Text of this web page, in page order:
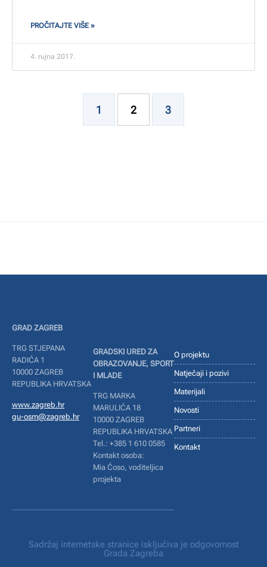
PROČITAJTE VIŠE »
4. rujna 2017.
1 2 3
GRAD ZAGREB
TRG STJEPANA
RADIĆA 1
10000 ZAGREB
REPUBLIKA HRVATSKA
www.zagreb.hr
gu-osm@zagreb.hr
GRADSKI URED ZA
OBRAZOVANJE, SPORT
I MLADE
TRG MARKA
MARULIĆA 18
10000 ZAGREB
REPUBLIKA HRVATSKA
Tel.: +385 1 610 0585
Kontakt osoba:
Mia Ćoso, voditeljica
projekta
O projektu
Natječaji i pozivi
Materijali
Novosti
Partneri
Kontakt
Sadržaj internetske stranice isključiva je odgovornost
Grada Zagreba